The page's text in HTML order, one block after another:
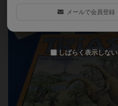
メールで会員登録
しばらく表示しない